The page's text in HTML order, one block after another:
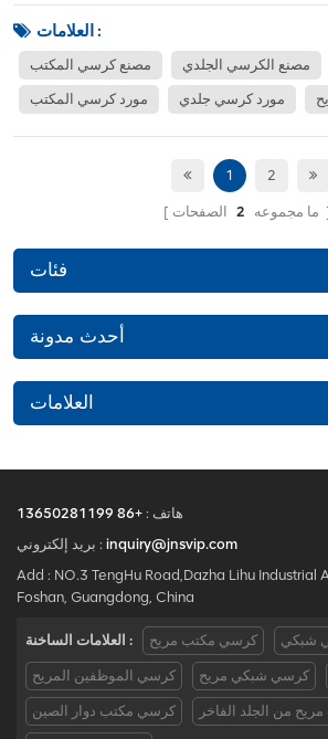
يمكن أن تساعد في تحسين وضعك ورفاهك بشكل
عام خلال يوم العم...
العلامات :
مصنع كرسي المكتب مصنع الكرسي الجلدي
مورد كرسي المكتب مورد كرسي جلدي
1 2
ما مجموعه 2
فئات
أحدث مدونة
العلامات
هاتف : +86 13650281199
بريد إلكتروني : inquiry@jnsvip.com
Add : NO.3 TengHu Road,Dazha Lihu Industrial
Foshan, Guangdong, China
العلامات الساخنة : كرسي مكتب مريح شبكي
كرسي الموظفين المريح كرسي شبكي مريح
كرسي مكتب دوار الصين من الجلد الفاخر